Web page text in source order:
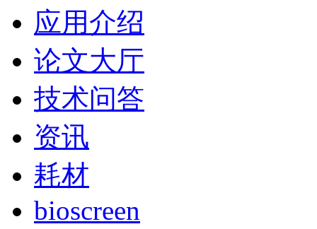
应用介绍
论文大厅
技术问答
资讯
耗材
bioscreen